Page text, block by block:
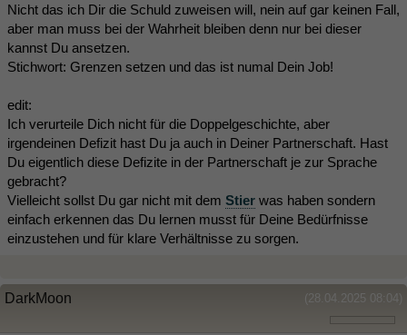
Nicht das ich Dir die Schuld zuweisen will, nein auf gar keinen Fall,
aber man muss bei der Wahrheit bleiben denn nur bei dieser
kannst Du ansetzen.
Stichwort: Grenzen setzen und das ist numal Dein Job!
edit:
Ich verurteile Dich nicht für die Doppelgeschichte, aber
irgendeinen Defizit hast Du ja auch in Deiner Partnerschaft. Hast
Du eigentlich diese Defizite in der Partnerschaft je zur Sprache
gebracht?
Vielleicht sollst Du gar nicht mit dem Stier was haben sondern
einfach erkennen das Du lernen musst für Deine Bedürfnisse
einzustehen und für klare Verhältnisse zu sorgen.
(28.04.2025 08:04)
DarkMoon